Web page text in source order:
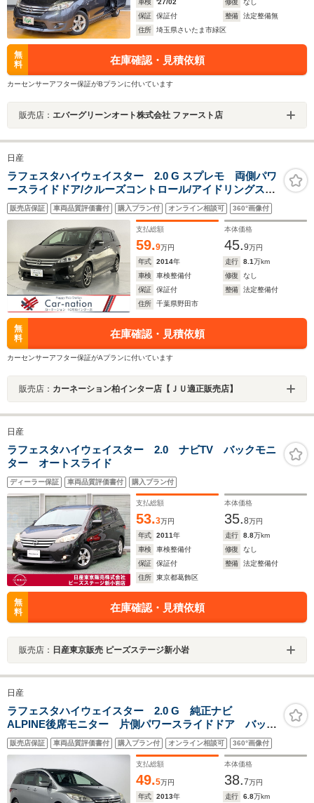
車検 '27/02 修復
なし
保証
保証付 整備
法定整備無
住所
埼玉県さいたま市緑区
無
料
在庫確認・見積依頼
カーセンサーアフター保証がBプランに付いています
販売店： エバーグリーンオート株式会社 ファースト店
日産
ラフェスタハイウェイスター 2.0 G スプレモ 両側パワ
ースライドドア/クルーズコントロール/アイドリングスト
ップ/オートライト/フォグランプ/革巻きステアリング/オ
ートエアコン/ハーフレザーシート/純正ナビ(CD・DVD・
地デジ・Bluetooth)/ドラレコ/Bカメラ
販売店保証 車両品質評価書付 購入プラン付 オンライン相談可 360°画像付
支払総額
59.9万円
本体価格
45.9万円
年式
2014年 走行 8.1万km
車検
車検整備付 修復
なし
保証
保証付 整備
法定整備付
住所
千葉県野田市
無
料
在庫確認・見積依頼
カーセンサーアフター保証がAプランに付いています
販売店： カーネーション柏インター店【ＪＵ適正販売店】
日産
ラフェスタハイウェイスター 2.0 ナビTV バックモニ
ター オートスライド
ディーラー保証 車両品質評価書付 購入プラン付
支払総額
53.3万円
本体価格
35.8万円
年式
2011年 走行 8.8万km
車検
車検整備付 修復
なし
保証
保証付 整備
法定整備付
住所
東京都葛飾区
無
料
在庫確認・見積依頼
販売店： 日産東京販売 ピーズステージ新小岩
日産
ラフェスタハイウェイスター 2.0 G 純正ナビ
ALPINE後席モニター 片側パワースライドドア バック
カメラ ETC フルセグ スマートキー オートライ
ト 横滑り防止 フォグ Bluetooth アイドリングスト
販売店保証 車両品質評価書付 購入プラン付 オンライン相談可 360°画像付
支払総額
49.5万円
本体価格
38.7万円
年式
2013年 走行 6.8万km